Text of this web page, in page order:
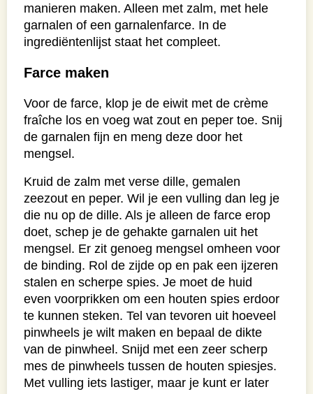
manieren maken. Alleen met zalm, met hele
garnalen of een garnalenfarce. In de
ingrediëntenlijst staat het compleet.
Farce maken
Voor de farce, klop je de eiwit met de crème
fraîche los en voeg wat zout en peper toe. Snij
de garnalen fijn en meng deze door het
mengsel.
Kruid de zalm met verse dille, gemalen
zeezout en peper. Wil je een vulling dan leg je
die nu op de dille. Als je alleen de farce erop
doet, schep je de gehakte garnalen uit het
mengsel. Er zit genoeg mengsel omheen voor
de binding. Rol de zijde op en pak een ijzeren
stalen en scherpe spies. Je moet de huid
even voorprikken om een houten spies erdoor
te kunnen steken. Tel van tevoren uit hoeveel
pinwheels je wilt maken en bepaal de dikte
van de pinwheel. Snijd met een zeer scherp
mes de pinwheels tussen de houten spiesjes.
Met vulling iets lastiger, maar je kunt er later